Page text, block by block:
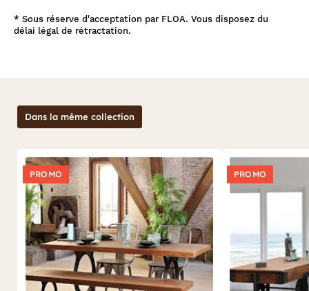
* Sous réserve d'acceptation par FLOA. Vous disposez du
délai légal de rétractation.
Dans la même collection
PROMO PROMO